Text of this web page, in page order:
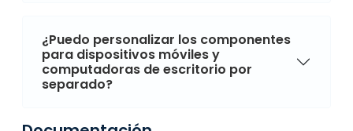
¿Puedo personalizar los componentes
para dispositivos móviles y
computadoras de escritorio por
separado?